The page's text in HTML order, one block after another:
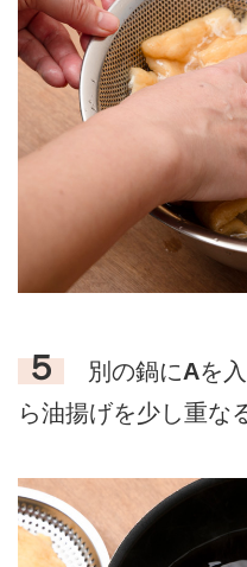
５ 別の鍋にAを
ら油揚げを少し重な